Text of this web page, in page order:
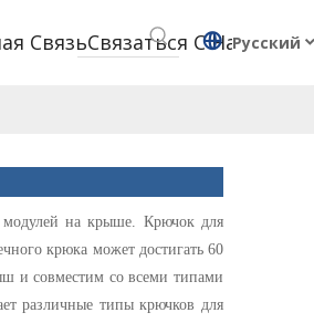
СвязьСвязаться С НамиPусский
модулей на крыше. Крючок для
крюка может достигать 60
и совместим со всеми типами
различные типы крючков для